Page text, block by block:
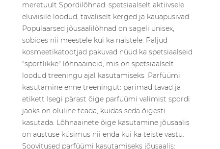
meretuult Spordilõhnad: spetsiaalselt aktiivsele
eluviisile loodud, tavaliselt kerged ja kauapüsivad
Populaarsed jõusaalilõhnad on sageli unisex,
sobides nii meestele kui ka naistele. Paljud
kosmeetikatootjad pakuvad nüüd ka spetsiaalseid
"sportlikke" lõhnaaineid, mis on spetsiaalselt
loodud treeningu ajal kasutamiseks. Parfüümi
kasutamine enne treeningut: parimad tavad ja
etikett Isegi pärast õige parfüümi valimist spordi
jaoks on oluline teada, kuidas seda õigesti
kasutada. Lõhnaainete õige kasutamine jõusaalis
on austuse küsimus nii enda kui ka teiste vastu.
Soovitused parfüümi kasutamiseks jõusaalis: